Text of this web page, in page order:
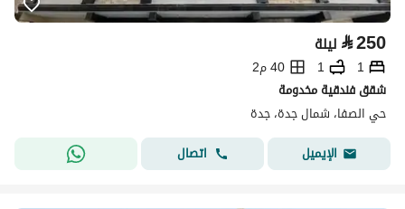
⃁250 ليلة
1
1
40 م2
شقق فندقية مخدومة
حي الصفا، شمال جدة، جدة
الإيميل
اتصال